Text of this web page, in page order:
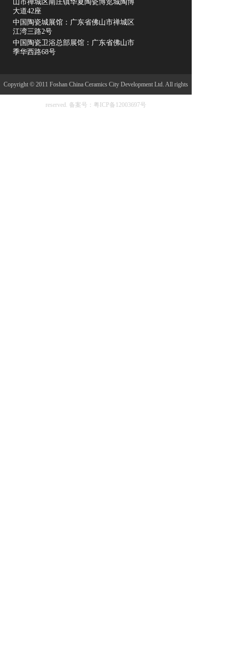
山市禅城区南庄镇华夏陶瓷博览城陶博
大道42座
中国陶瓷城展馆：广东省佛山市禅城区
江湾三路2号
中国陶瓷卫浴总部展馆：广东省佛山市
季华西路68号
Copyright © 2011 Foshan China Ceramics City Development Ltd. All rights
reserved. 备案号：粤ICP备12003697号